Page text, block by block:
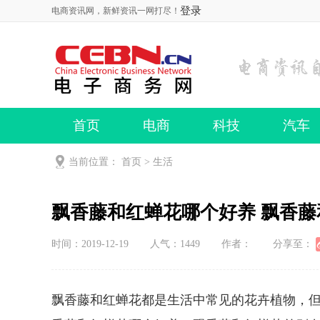
电商资讯网，新鲜资讯一网打尽！ 登录
首页 电商 科技 汽车
当前位置： 首页 > 生活
飘香藤和红蝉花哪个好养 飘香
时间：2019-12-19 人气： 1449 作者： 分享至：
飘香藤和红蝉花都是生活中常见的花卉植物，